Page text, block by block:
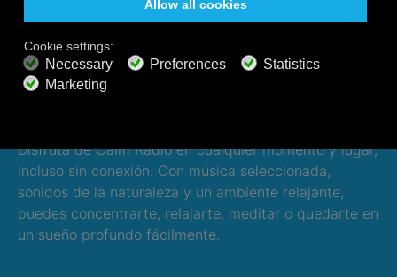
Escucha 24/7 en todos tus
dispositivos, incluso sin
conexión.
Disfruta de Calm Radio en cualquier momento y lugar,
incluso sin conexión. Con música seleccionada,
sonidos de la naturaleza y un ambiente relajante,
puedes concentrarte, relajarte, meditar o quedarte en
un sueño profundo fácilmente.